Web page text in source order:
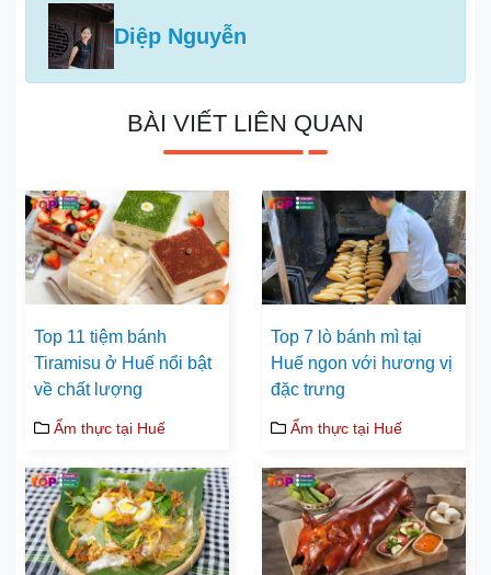
Diệp Nguyễn
BÀI VIẾT LIÊN QUAN
Top 11 tiệm bánh
Tiramisu ở Huế nổi bật
về chất lượng
Ẩm thực tại Huế
Top 7 lò bánh mì tại
Huế ngon với hương vị
đặc trưng
Ẩm thực tại Huế